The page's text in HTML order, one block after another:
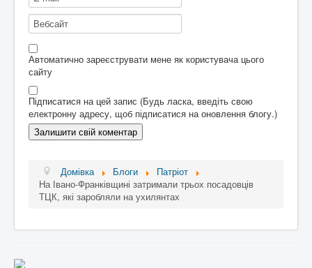
Автоматично зареєструвати мене як користувача цього
сайту
Підписатися на цей запис (Будь ласка, введіть свою
електронну адресу, щоб підписатися на оновлення блогу.)
Домівка Блоги
Патріот
На Івано-Франківщині затримали трьох посадовців
ТЦК, які заробляли на ухилянтах